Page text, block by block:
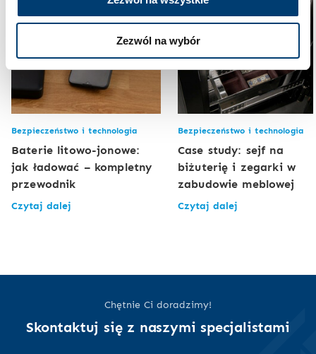
Zezwól na wybór
Bezpieczeństwo i technologia
Baterie litowo-jonowe:
jak ładować – kompletny
przewodnik
Czytaj dalej
Bezpieczeństwo i technologia
Case study: sejf na
biżuterię i zegarki w
zabudowie meblowej
Czytaj dalej
Chętnie Ci doradzimy!
Skontaktuj się z naszymi specjalistami